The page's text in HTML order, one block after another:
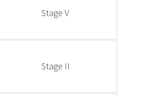
Stage V
Stage II